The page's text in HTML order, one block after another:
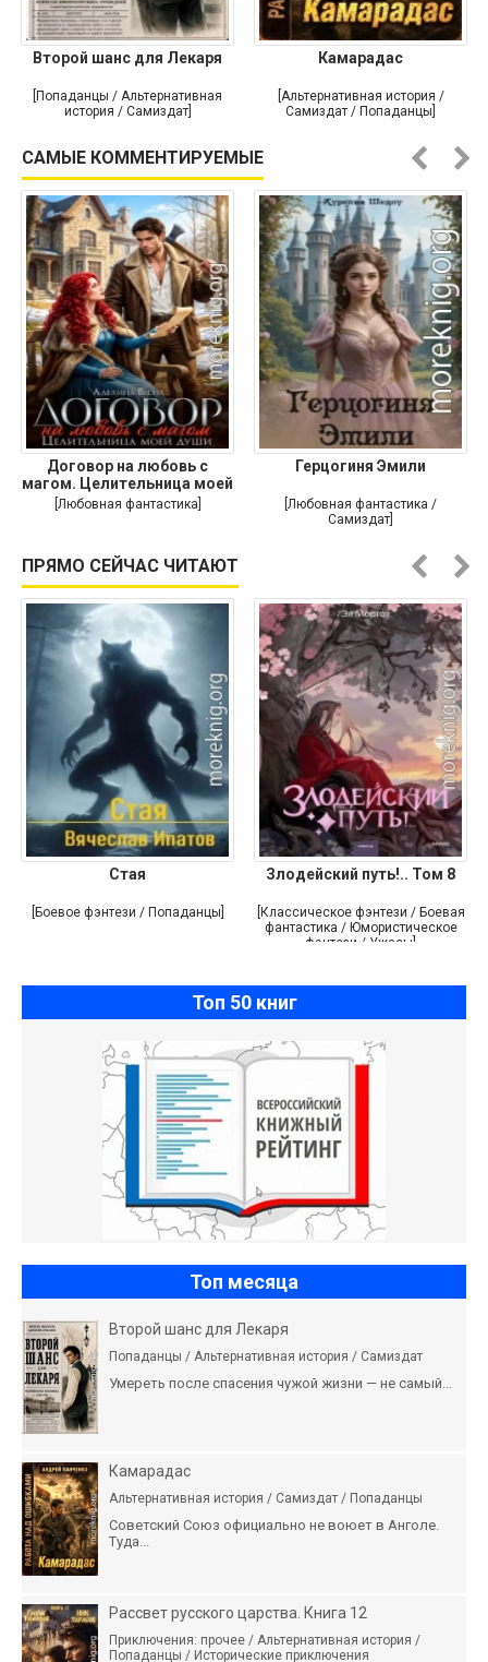
Второй шанс для Лекаря
[Попаданцы / Альтернативная
история / Самиздат]
Камарадас
[Альтернативная история /
Самиздат / Попаданцы]
САМЫЕ КОММЕНТИРУЕМЫЕ
Договор на любовь с
магом. Целительница моей
души
[Любовная фантастика]
Герцогиня Эмили
[Любовная фантастика /
Самиздат]
ПРЯМО СЕЙЧАС ЧИТАЮТ
Стая
[Боевое фэнтези / Попаданцы]
Злодейский путь!.. Том 8
[Классическое фэнтези / Боевая
фантастика / Юмористическое
фэнтези / Ужасы]
Топ 50 книг
Топ месяца
Второй шанс для Лекаря
Попаданцы / Альтернативная история / Самиздат
Умереть после спасения чужой жизни — не самый...
Камарадас
Альтернативная история / Самиздат / Попаданцы
Советский Союз официально не воюет в Анголе.
Туда...
Рассвет русского царства. Книга 12
Приключения: прочее / Альтернативная история /
Попаданцы / Исторические приключения